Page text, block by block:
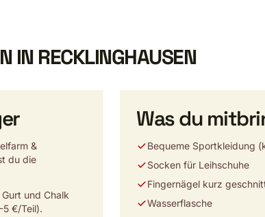
IN RECKLINGHAUSEN
&
du die
und Chalk
€/Teil).
Was du
Bequeme Sportkleidung
Socken für Leihschuhe
Fingernägel kurz
Wasserflasche